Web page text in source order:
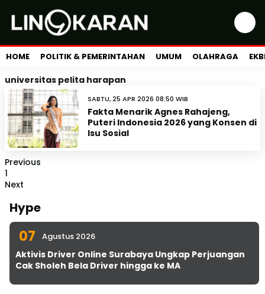
HOME POLITIK & PEMERINTAHAN UMUM OLAHRAGA
universitas pelita harapan
SABTU, 25 APR 2026 08:50 WIB
Fakta Menarik Agnes Rahajeng,
Puteri Indonesia 2026 yang Konsen di
Isu Sosial
Previous
1
Next
Hype
07 Agustus 2026
Aktivis Driver Online Surabaya Ungkap Perjuangan
Cak Sholeh Bela Driver hingga ke MA